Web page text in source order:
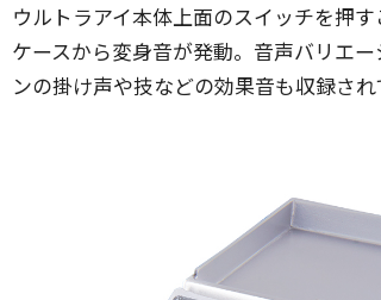
ウルトラアイ本体上面のスイッチを押
ケースから変身音が発動。音声バリエ
ンの掛け声や技などの効果音も収録され